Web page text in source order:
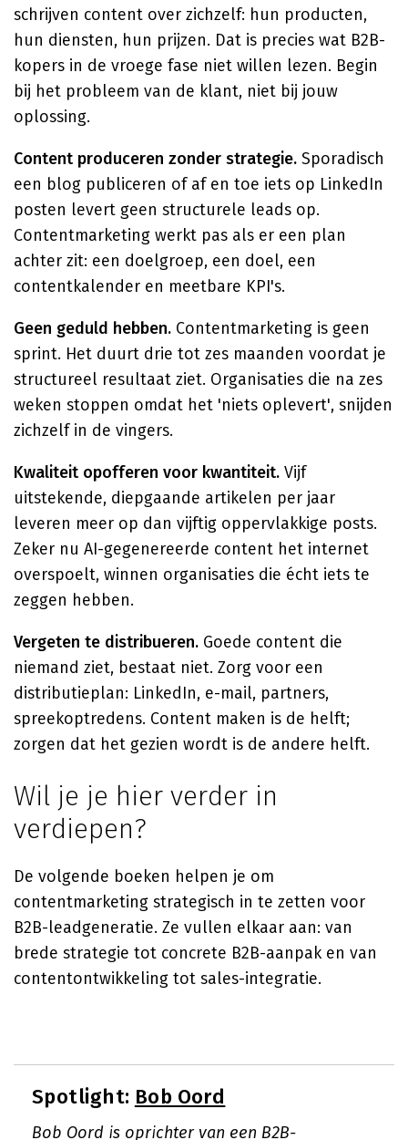
schrijven content over zichzelf: hun producten,
hun diensten, hun prijzen. Dat is precies wat B2B-
kopers in de vroege fase niet willen lezen. Begin
bij het probleem van de klant, niet bij jouw
oplossing.
Content produceren zonder strategie. Sporadisch
een blog publiceren of af en toe iets op LinkedIn
posten levert geen structurele leads op.
Contentmarketing werkt pas als er een plan
achter zit: een doelgroep, een doel, een
contentkalender en meetbare KPI's.
Geen geduld hebben. Contentmarketing is geen
sprint. Het duurt drie tot zes maanden voordat je
structureel resultaat ziet. Organisaties die na zes
weken stoppen omdat het 'niets oplevert', snijden
zichzelf in de vingers.
Kwaliteit opofferen voor kwantiteit. Vijf
uitstekende, diepgaande artikelen per jaar
leveren meer op dan vijftig oppervlakkige posts.
Zeker nu AI-gegenereerde content het internet
overspoelt, winnen organisaties die écht iets te
zeggen hebben.
Vergeten te distribueren. Goede content die
niemand ziet, bestaat niet. Zorg voor een
distributieplan: LinkedIn, e-mail, partners,
spreekoptredens. Content maken is de helft;
zorgen dat het gezien wordt is de andere helft.
Wil je je hier verder in
verdiepen?
De volgende boeken helpen je om
contentmarketing strategisch in te zetten voor
B2B-leadgeneratie. Ze vullen elkaar aan: van
brede strategie tot concrete B2B-aanpak en van
contentontwikkeling tot sales-integratie.
Spotlight: Bob Oord
Bob Oord is oprichter van een B2B-